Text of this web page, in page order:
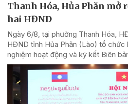
Thanh Hóa, Hủa Phăn mở
hai HĐND
Ngày 6/8, tại phường Thanh Hóa,
HĐND tỉnh Hủa Phăn (Lào) tổ chức
nghiệm hoạt động và ký kết Biên